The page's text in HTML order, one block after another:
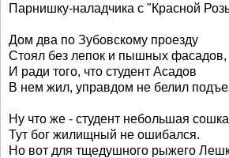
Парнишку-наладчика с "Красной
Дом два по Зубовскому проезду
Стоял без лепок и пышных фасадов,
И ради того, что студент Асадов
В нем жил, управдом не белил
Ну что же - студент небольшая
Тут бог жилищный не ошибался.
Но вот для тщедушного рыжего